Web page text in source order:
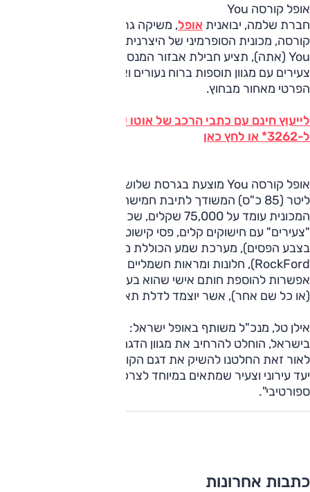
אופל קורסה You
חברת שלמה, יבואנית אופל, משיקה גרסת צעירים חדשה לאופל
קורסה, מכונית הסופרמיני של היצרנית הגרמנית.
You (אתה), תציע חבילת אבזור המנסה לקלוע לטעמם של
צעירים עם מגוון תוספות ברוח נעורים ואפשרות לתג עם שמכם
הפרטי מאחור מבחוץ.
לייעוץ חינם עם כתבי הרכב של אוטו על כל דגמי אופל חייג
ל-3262* או לחץ כאן
ליטר (85 כ"ס) המשודך לתיבת חמישה הילוכים ידנית. מחיר
המכונית עומד על 75,000 שקלים, שכוללים כאמור את חבילת
"צעירים" עם חישוקים קלים, פסי קישוט ספורטיביים (כולל מראות
בצבע הפסים), מערכת שמע הכוללת מגבר וסאב-וופר (מבית
RockFord), חלונות ומראות חשמליים ועוד. בנוסף תציע החברה
אפשרות להוספת חותם אישי שהוא בעצם תג עם שמכם הפרטי
(או כל שם אחר), אשר יוצמד לדלת תא המטען.
אילן טל, מנכ"ל משותף באופל ישראל: "לאור הצלחת הקורסה
בישראל, הוחלט להרחיב את מגוון הדגמים המוצעים ללקוחות.
יעד עירוני וצעיר שמתאים במיוחד לצרכיו, לביטוי אישי ואפיל
ספורטיבי".
כתבות אחרונות